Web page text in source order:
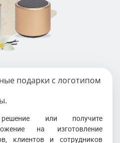
подарки с логотипом
или получите
на изготовление
клиентов и сотрудников